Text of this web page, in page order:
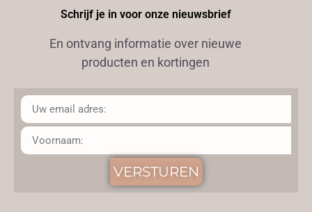
Schrijf je in voor onze nieuwsbrief
En ontvang informatie over nieuwe
producten en kortingen
VERSTUREN